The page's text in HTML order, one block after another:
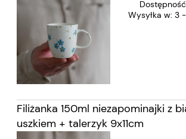
Wysyłka w: 3
Filiżanka 150ml niezapominajki z
uszkiem + talerzyk 9x11cm